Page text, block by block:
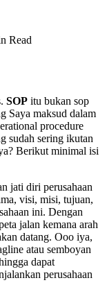
Read
SOP itu bukan sop
Saya maksud dalam
procedure
sudah sering ikutan
Berikut minimal isi
jati diri perusahaan
visi, misi, tujuan,
ini. Dengan
jalan kemana arah
datang. Ooo iya,
atau semboyan
dapat
perusahaan